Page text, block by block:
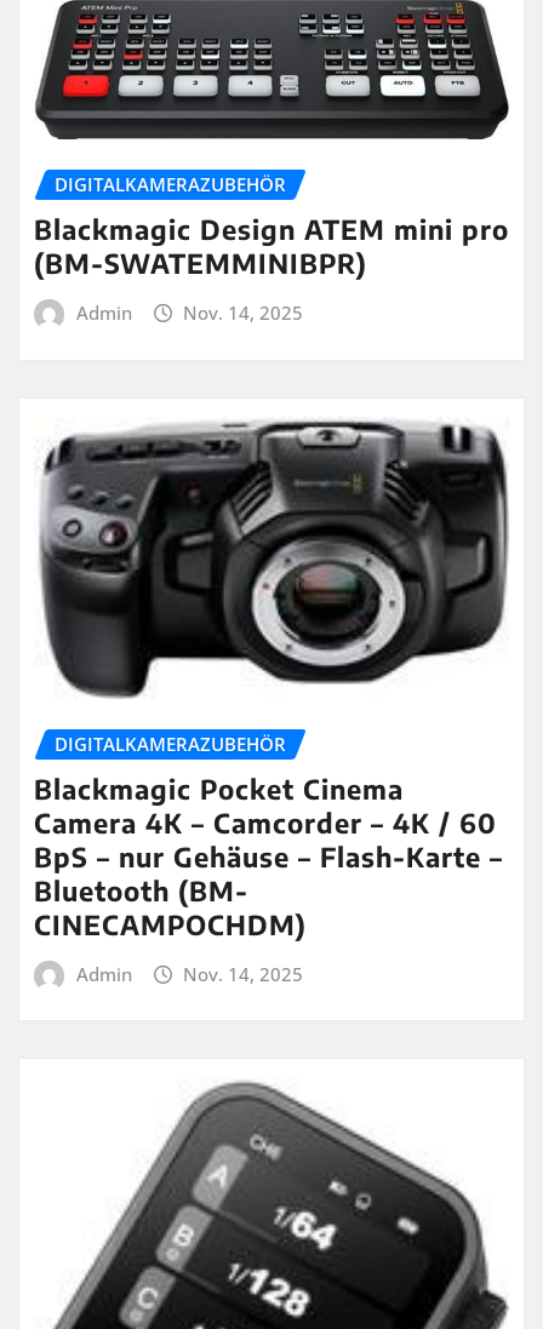
DIGITALKAMERAZUBEHÖR
Blackmagic Design ATEM mini pro
(BM-SWATEMMINIBPR)
Admin Nov. 14, 2025
DIGITALKAMERAZUBEHÖR
Blackmagic Pocket Cinema
Camera 4K – Camcorder – 4K / 60
BpS – nur Gehäuse – Flash-Karte –
Bluetooth (BM-
CINECAMPOCHDM)
Admin Nov. 14, 2025